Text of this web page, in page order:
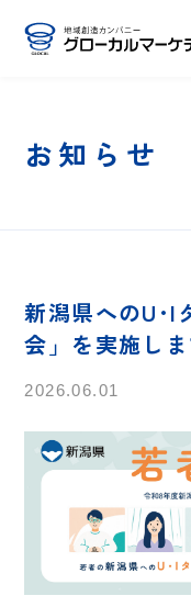
お知らせ
新潟県へのU･I
会」を実施し
2026.06.01